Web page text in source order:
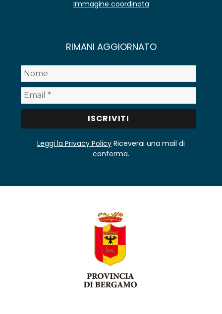
Immagine coordinata
RIMANI AGGIORNATO
Leggi la Privacy Policy Riceverai una mail di
conferma.